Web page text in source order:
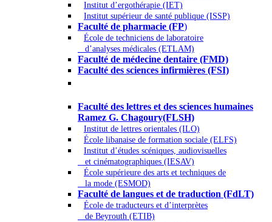
Institut d’ergothérapie (IET)
Institut supérieur de santé publique (ISSP)
Faculté de pharmacie (FP)
École de techniciens de laboratoire
d’analyses médicales (ETLAM)
Faculté de médecine dentaire (FMD)
Faculté des sciences infirmières (FSI)
Faculté des lettres et des sciences humaines
Ramez G. Chagoury(FLSH)
Institut de lettres orientales (ILO)
École libanaise de formation sociale (ELFS)
Institut d’études scéniques, audiovisuelles
et cinématographiques (IESAV)
École supérieure des arts et techniques de
la mode (ESMOD)
Faculté de langues et de traduction (FdLT)
École de traducteurs et d’interprètes
de Beyrouth (ETIB)